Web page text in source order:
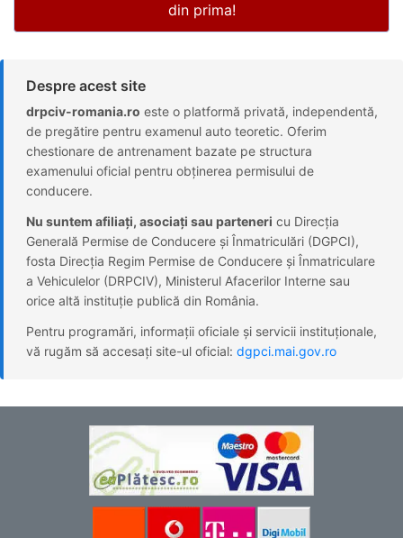
din prima!
Despre acest site
drpciv-romania.ro este o platformă privată, independentă,
de pregătire pentru examenul auto teoretic. Oferim
chestionare de antrenament bazate pe structura
examenului oficial pentru obținerea permisului de
conducere.
Nu suntem afiliați, asociați sau parteneri cu Direcția
Generală Permise de Conducere și Înmatriculări (DGPCI),
fosta Direcția Regim Permise de Conducere și Înmatriculare
a Vehiculelor (DRPCIV), Ministerul Afacerilor Interne sau
orice altă instituție publică din România.
Pentru programări, informații oficiale și servicii instituționale,
vă rugăm să accesați site-ul oficial: dgpci.mai.gov.ro